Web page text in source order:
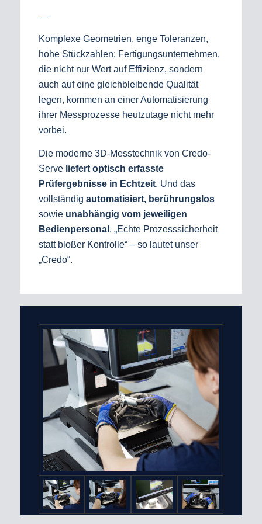
Komplexe Geometrien, enge Toleranzen,
hohe Stückzahlen: Fertigungsunternehmen,
die nicht nur Wert auf Effizienz, sondern
auch auf eine gleichbleibende Qualität
legen, kommen an einer Automatisierung
ihrer Messprozesse heutzutage nicht mehr
vorbei.
Die moderne 3D-Messtechnik von Credo-
Serve liefert optisch erfasste
Prüfergebnisse in Echtzeit. Und das
vollständig automatisiert, berührungslos
sowie unabhängig vom jeweiligen
Bedienpersonal . „Echte Prozesssicherheit
statt bloßer Kontrolle“ – so lautet unser
„Credo“.